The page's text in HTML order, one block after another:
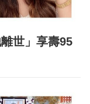
世」享壽95